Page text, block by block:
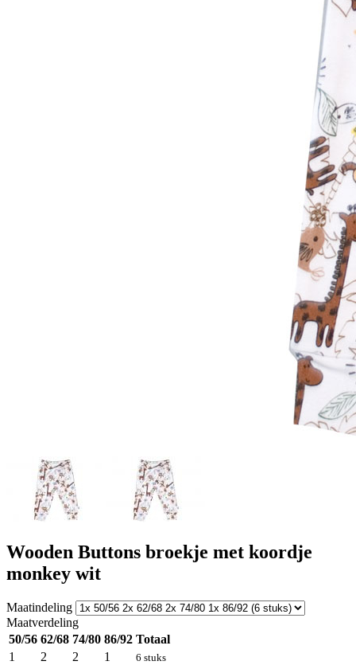
Wooden Buttons broekje met koordje
monkey wit
Maatindeling
Maatverdeling
50/56 62/68 74/80 86/92 Totaal
1
2 2 1 6 stuks